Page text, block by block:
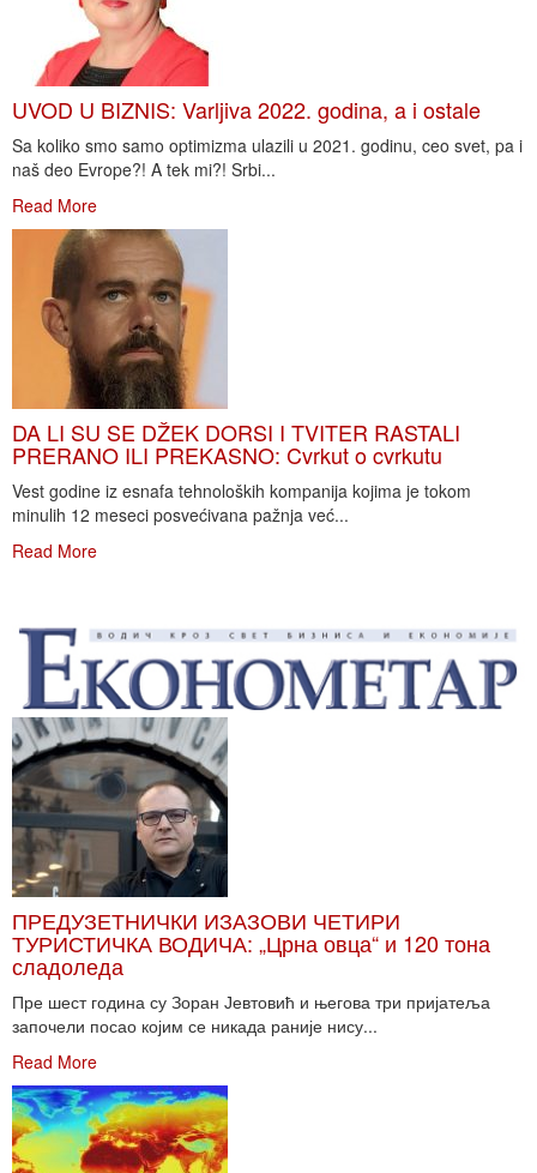
UVOD U BIZNIS: Varljiva 2022. godina, a i ostale
Sa koliko smo samo optimizma ulazili u 2021. godinu, ceo svet, pa i
naš deo Evrope?! A tek mi?! Srbi...
Read More
DA LI SU SE DŽEK DORSI I TVITER RASTALI
PRERANO ILI PREKASNO: Cvrkut o cvrkutu
Vest godine iz esnafa tehnoloških kompanija kojima je tokom
minulih 12 meseci posvećivana pažnja već...
Read More
ПРЕДУЗЕТНИЧКИ ИЗАЗОВИ ЧЕТИРИ
ТУРИСТИЧКА ВОДИЧА: „Црна овца“ и 120 тона
сладоледа
Пре шест година су Зоран Јевтовић и његова три пријатеља
започели посао којим се никада раније нису...
Read More